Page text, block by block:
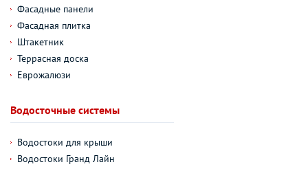
Фасадные панели
Фасадная плитка
Штакетник
Террасная доска
Еврожалюзи
Водосточные системы
Водостоки для крыши
Водостоки Гранд Лайн